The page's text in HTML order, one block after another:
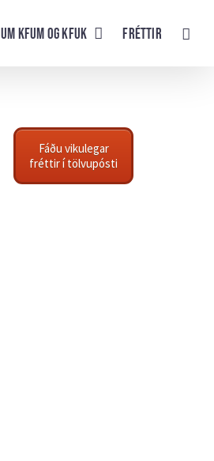
UM KFUM og KFUK Fréttir
Fáðu vikulegar
fréttir í tölvupósti